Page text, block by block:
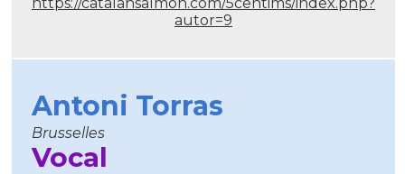
autor=9
Antoni Torras
Brusselles
Vocal